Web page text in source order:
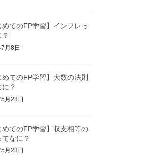
めてのFP学習】インフレっ
？
月8日
めてのFP学習】大数の法則
に？
月28日
めてのFP学習】収支相等の
てなに？
月23日